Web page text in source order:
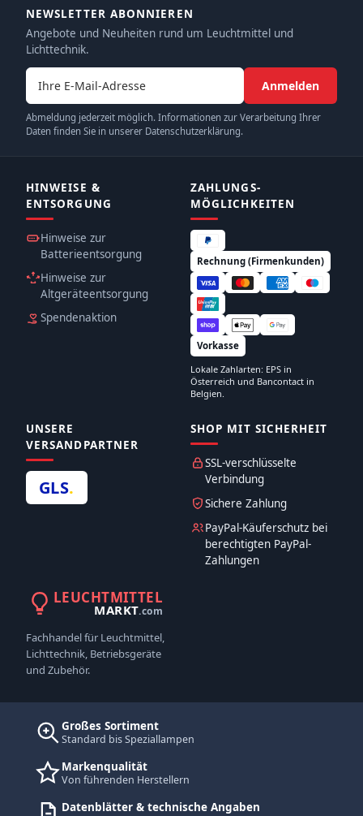
NEWSLETTER ABONNIEREN
Angebote und Neuheiten rund um Leuchtmittel und
Lichttechnik.
E-Mail-Adresse
Anmelden
Abmeldung jederzeit möglich. Informationen zur Verarbeitung Ihrer
Daten finden Sie in unserer Datenschutzerklärung.
HINWEISE &
ENTSORGUNG
Hinweise zur
Batterieentsorgung
Hinweise zur
Altgeräteentsorgung
Spendenaktion
ZAHLUNGS­
MÖGLICHKEITEN
Rechnung (Firmenkunden)
Vorkasse
Lokale Zahlarten: EPS in
Österreich und Bancontact in
Belgien.
UNSERE
VERSANDPARTNER
GLS.
SHOP MIT SICHERHEIT
SSL-verschlüsselte
Verbindung
Sichere Zahlung
PayPal-Käuferschutz bei
berechtigten PayPal-
Zahlungen
LEUCHTMITTEL
MARKT.com
Fachhandel für Leuchtmittel,
Lichttechnik, Betriebsgeräte
und Zubehör.
Großes Sortiment
Standard bis Speziallampen
Markenqualität
Von führenden Herstellern
Datenblätter & technische Angaben